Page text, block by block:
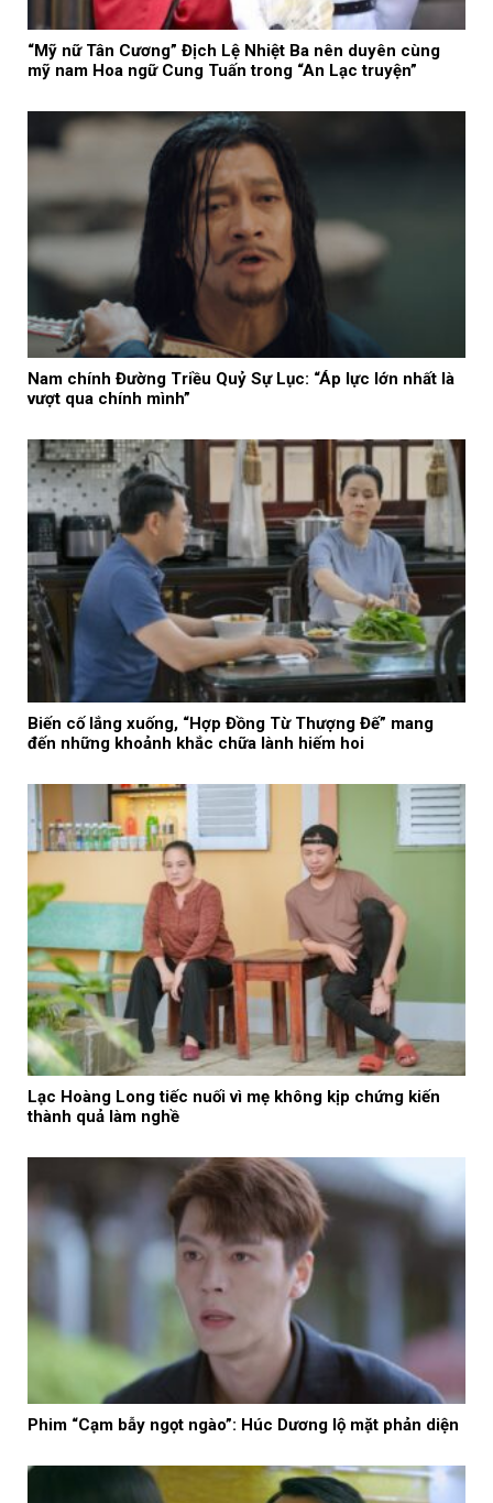
“Mỹ nữ Tân Cương” Địch Lệ Nhiệt Ba nên duyên cùng
mỹ nam Hoa ngữ Cung Tuấn trong “An Lạc truyện”
Nam chính Đường Triều Quỷ Sự Lục: “Áp lực lớn nhất là
vượt qua chính mình”
Biến cố lắng xuống, “Hợp Đồng Từ Thượng Đế” mang
đến những khoảnh khắc chữa lành hiếm hoi
Lạc Hoàng Long tiếc nuối vì mẹ không kịp chứng kiến
thành quả làm nghề
Phim “Cạm bẫy ngọt ngào”: Húc Dương lộ mặt phản diện